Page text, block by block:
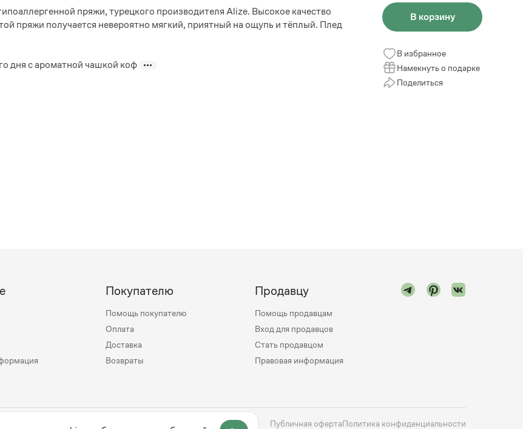
пряжи, турецкого производителя Alize. Высокое качество
пряжи получается невероятно мягкий, приятный на ощупь и тёплый. Плед
дня с ароматной чашкой коф
В корзину
В избранное
Намекнуть о подарке
Поделиться
Покупателю
Помощь покупателю
Оплата
Доставка
Возвраты
Продавцу
Помощь продавцам
Вход для продавцов
Стать продавцом
Правовая информация
Публичная офертаПолитика конфиденциальности